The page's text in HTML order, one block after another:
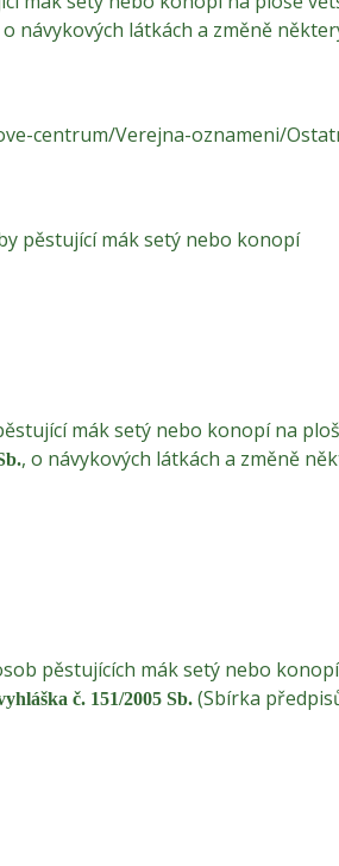
návykových látkách a změně
centrum/Verejna-oznameni/
pěstující mák setý nebo konopí
mák setý nebo konopí na
, o návykových látkách a změně
pěstujících mák setý nebo
č. 151/2005 Sb. (Sbírka